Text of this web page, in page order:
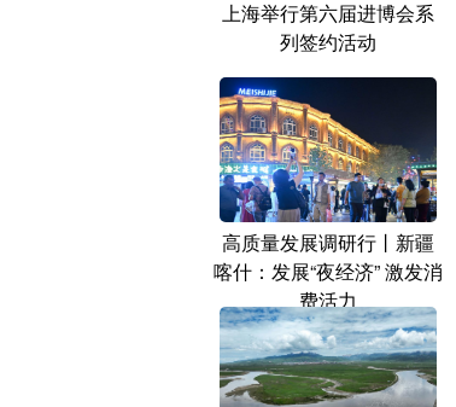
上海举行第六届进博会系
列签约活动
高质量发展调研行丨新疆
喀什：发展“夜经济” 激发消
费活力